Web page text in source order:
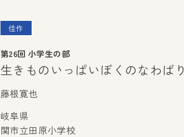
佳作
第26回 小学生の部
生きものいっぱいぼくのなわばり
藤根寛也
岐阜県
関市立田原小学校